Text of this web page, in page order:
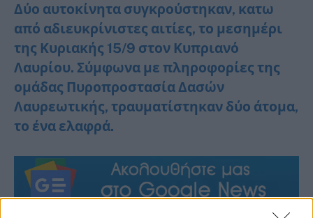
Δύο αυτοκίνητα συγκρούστηκαν, κατω
από αδιευκρίνιστες αιτίες, το μεσημέρι
της Κυριακής 15/9 στον Κυπριανό
Λαυρίου. Σύμφωνα με πληροφορίες της
ομάδας Πυροπροστασία Δασών
Λαυρεωτικής, τραυματίστηκαν δύο άτομα,
το ένα ελαφρά.